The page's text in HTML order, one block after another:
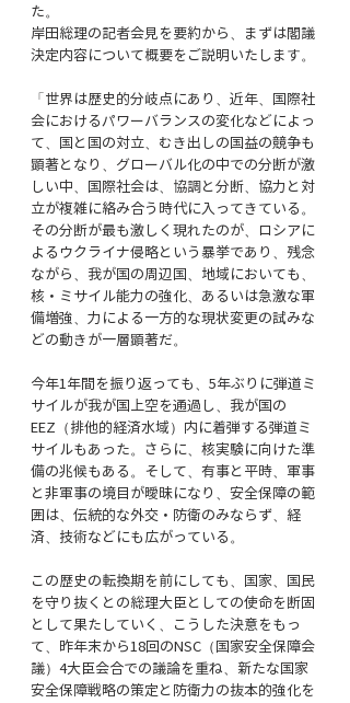
た。
岸田総理の記者会見を要約から、まずは閣議
決定内容について概要をご説明いたします。
「世界は歴史的分岐点にあり、近年、国際社
会におけるパワーバランスの変化などによっ
て、国と国の対立、むき出しの国益の競争も
顕著となり、グローバル化の中での分断が激
しい中、国際社会は、協調と分断、協力と対
立が複雑に絡み合う時代に入ってきている。
その分断が最も激しく現れたのが、ロシアに
よるウクライナ侵略という暴挙であり、残念
ながら、我が国の周辺国、地域においても、
核・ミサイル能力の強化、あるいは急激な軍
備増強、力による一方的な現状変更の試みな
どの動きが一層顕著だ。
今年1年間を振り返っても、5年ぶりに弾道ミ
サイルが我が国上空を通過し、我が国の
EEZ（排他的経済水域）内に着弾する弾道ミ
サイルもあった。さらに、核実験に向けた準
備の兆候もある。そして、有事と平時、軍事
と非軍事の境目が曖昧になり、安全保障の範
囲は、伝統的な外交・防衛のみならず、経
済、技術などにも広がっている。
この歴史の転換期を前にしても、国家、国民
を守り抜くとの総理大臣としての使命を断固
として果たしていく、こうした決意をもっ
て、昨年末から18回のNSC（国家安全保障会
議）4大臣会合での議論を重ね、新たな国家
安全保障戦略の策定と防衛力の抜本的強化を